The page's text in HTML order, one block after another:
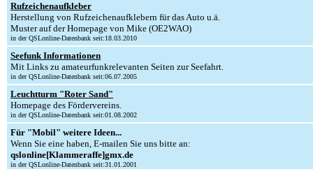
Rufzeichenaufkleber
Herstellung von Rufzeichenaufklebern für das Auto u.ä.
Muster auf der Homepage von Mike (OE2WAO)
in der QSLonline-Datenbank seit:18.03.2010
Seefunk Informationen
Mit Links zu amateurfunkrelevanten Seiten zur Seefahrt.
in der QSLonline-Datenbank seit:06.07.2005
Leuchtturm "Roter Sand"
Homepage des Fördervereins.
in der QSLonline-Datenbank seit:01.08.2002
Für "Mobil" weitere Ideen...
Wenn Sie eine haben, E-mailen Sie uns bitte an:
qslonline[Klammeraffe]gmx.de
in der QSLonline-Datenbank seit:31.01.2001